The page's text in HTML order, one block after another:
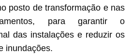
posto de transformação e nas
para garantir o
das instalações e reduzir os
inundações.